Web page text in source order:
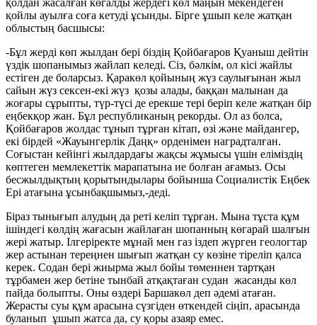
қойлы ауылға соға кетуді ұсынды. Бірге ұшып келе жатқан
облыстың басшысы:
-Бұл жерді көп жылдан бері біздің Қойбағаров Қуаныш дейтін
үздік шопанымыз жайлап келеді. Сіз, бәлкім, ол кісі жайлы
естіген де боларсыз. Қаракөл қойының жүз саулығынан жыл
сайын жүз сексен-екі жүз қозы алады, баққан малынан да
жоғары сұрыпты, түр-түсі де ерекше тері беріп келе жатқан бір
еңбекқор жан. Бұл республиканың рекорды. Ол аз болса,
Қойбағаров жолдас тұнып тұрған кітап, өзі және майдангер,
екі бірдей «Жауынгерлік Даңқ» орденімен наградталған.
Соғыстан кейінгі жылдардағы жақсы жұмысы үшін еліміздің
көптеген мемлекеттік марапатына ие болған ағамыз. Осы
бесжылдықтың қорытындылары бойынша Социалистік Еңбек
Ері атағына ұсынбақшымыз,-деді.
Біраз тынығып алудың да реті келіп тұрған. Мына тұста құм
ішіндегі көлдің жағасын жайлаған шопанның көгарай шалғын
жері жатыр. Ілгеріректе мұнай мен газ іздеп жүрген геологтар
жер астынан тереңнен шығып жатқан су көзіне тіреліп қалса
керек. Содан бері жиырма жыл бойы төменнен тартқан
тұрбамен жер бетіне тынбай атқақтаған судан жасанды көл
пайда болыпты. Оны өздері Баршакөл деп әдемі атаған.
Жерасты суы құм арасына сүзгіден өткендей сіңіп, арасында
буланып ұшып жатса да, су қоры азаяр емес.